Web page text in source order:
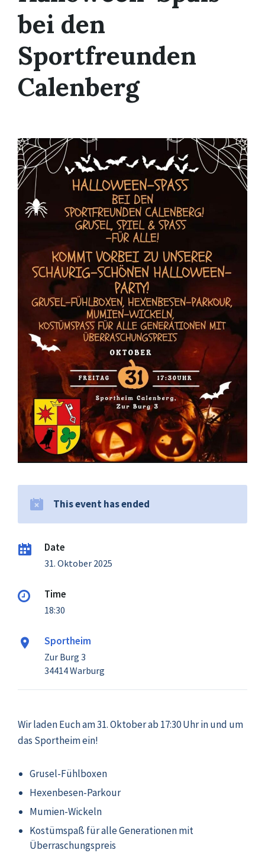
bei den
Sportfreunden
Calenberg
This event has ended
Date
31. Oktober 2025
Time
18:30
Sportheim
Zur Burg 3
34414 Warburg
Wir laden Euch am 31. Oktober ab 17:30 Uhr in und um
das Sportheim ein!
Grusel-Fühlboxen
Hexenbesen-Parkour
Mumien-Wickeln
Kostümspaß für alle Generationen mit
Überraschungspreis